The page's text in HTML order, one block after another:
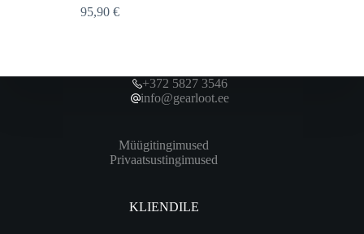
95,90€
+372 5827 3546
info@gearloot.ee
Müügitingimused
Privaatsustingimused
KLIENDILE